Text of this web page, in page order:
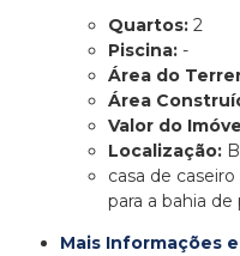
Quartos: 2
Piscina: -
Área do
Área
Valor do
Localização:
casa de
para a bahia de
Mais Informações